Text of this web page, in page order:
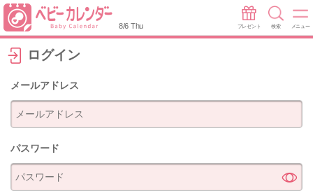
8/6 Thu プレゼント 検索 メニュー
ログイン
メールアドレス
パスワード